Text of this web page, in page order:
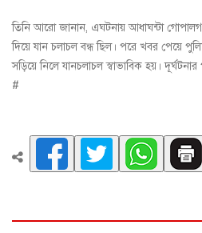
তিনি আরো জানান, এঘটনায় আধাঘন্টা
দিয়ে যান চলাচল বন্ধ ছিল। পরে খবর পেয়ে
সড়িয়ে নিলে যানচলাচল স্বাভাবিক হয়।
#